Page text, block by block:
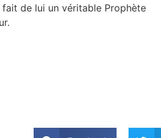
de lui un véritable Prophète